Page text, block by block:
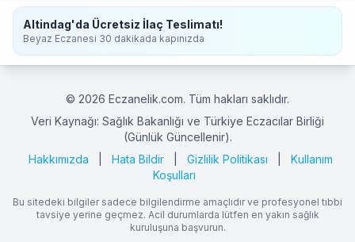
Altindag'da Ücretsiz İlaç Teslimatı!
Beyaz Eczanesi 30 dakikada kapınızda
© 2026 Eczanelik.com. Tüm hakları saklıdır.
Veri Kaynağı: Sağlık Bakanlığı ve Türkiye Eczacılar Birliği
(Günlük Güncellenir).
Hakkımızda
Hata Bildir Gizlilik Politikası
Kullanım
Koşulları
Bu sitedeki bilgiler sadece bilgilendirme amaçlıdır ve profesyonel tıbbi
tavsiye yerine geçmez. Acil durumlarda lütfen en yakın sağlık
kuruluşuna başvurun.